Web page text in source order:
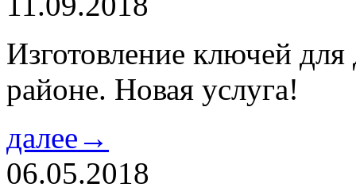
Изготовление ключей
районе. Новая услуга!
далее→
06.05.2018